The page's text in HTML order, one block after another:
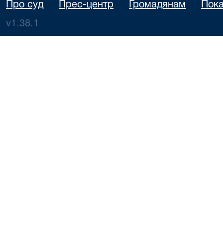
Про суд Прес-центр Громадянам
v1.38.1